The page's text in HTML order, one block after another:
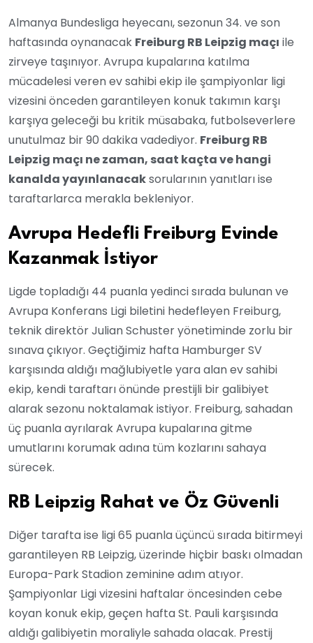
Almanya Bundesliga heyecanı, sezonun 34. ve son
haftasında oynanacak Freiburg RB Leipzig maçı ile
zirveye taşınıyor. Avrupa kupalarına katılma
mücadelesi veren ev sahibi ekip ile şampiyonlar ligi
vizesini önceden garantileyen konuk takımın karşı
karşıya geleceği bu kritik müsabaka, futbolseverlere
unutulmaz bir 90 dakika vadediyor. Freiburg RB
Leipzig maçı ne zaman, saat kaçta ve hangi
kanalda yayınlanacaksorularının yanıtları ise
taraftarlarca merakla bekleniyor.
Avrupa Hedefli Freiburg Evinde
Kazanmak İstiyor
Ligde topladığı 44 puanla yedinci sırada bulunan ve
Avrupa Konferans Ligi biletini hedefleyen Freiburg,
teknik direktör Julian Schuster yönetiminde zorlu bir
sınava çıkıyor. Geçtiğimiz hafta Hamburger SV
karşısında aldığı mağlubiyetle yara alan ev sahibi
ekip, kendi taraftarı önünde prestijli bir galibiyet
alarak sezonu noktalamak istiyor. Freiburg, sahadan
üç puanla ayrılarak Avrupa kupalarına gitme
umutlarını korumak adına tüm kozlarını sahaya
sürecek.
RB Leipzig Rahat ve Öz Güvenli
Diğer tarafta ise ligi 65 puanla üçüncü sırada bitirmeyi
garantileyen RB Leipzig, üzerinde hiçbir baskı olmadan
Europa-Park Stadion zeminine adım atıyor.
Şampiyonlar Ligi vizesini haftalar öncesinden cebe
koyan konuk ekip, geçen hafta St. Pauli karşısında
aldığı galibiyetin moraliyle sahada olacak. Prestij